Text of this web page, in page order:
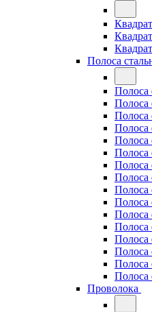
Полоса
Полоса
Полоса
Полоса
Полоса
Полоса
Полоса
Полоса
Полоса
Полоса
Полоса
Полоса
Полоса
Полоса
Полоса
Полоса
Полоса
Проволока